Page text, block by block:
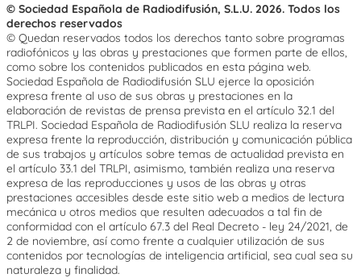
© Sociedad Española de Radiodifusión, S.L.U. 2026. Todos los
derechos reservados
© Quedan reservados todos los derechos tanto sobre programas
radiofónicos y las obras y prestaciones que formen parte de ellos,
como sobre los contenidos publicados en esta página web.
Sociedad Española de Radiodifusión SLU ejerce la oposición
expresa frente al uso de sus obras y prestaciones en la
elaboración de revistas de prensa prevista en el artículo 32.1 del
TRLPI. Sociedad Española de Radiodifusión SLU realiza la reserva
expresa frente la reproducción, distribución y comunicación pública
de sus trabajos y artículos sobre temas de actualidad prevista en
el artículo 33.1 del TRLPI, asimismo, también realiza una reserva
expresa de las reproducciones y usos de las obras y otras
prestaciones accesibles desde este sitio web a medios de lectura
mecánica u otros medios que resulten adecuados a tal fin de
conformidad con el artículo 67.3 del Real Decreto - ley 24/2021, de
2 de noviembre, así como frente a cualquier utilización de sus
contenidos por tecnologías de inteligencia artificial, sea cual sea su
naturaleza y finalidad.